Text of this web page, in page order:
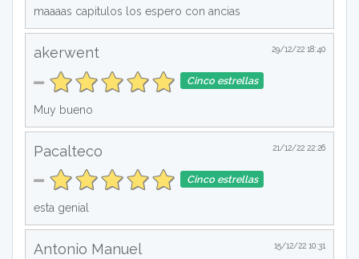
maaaas capitulos los espero con ancias
29/12/22 18:40
akerwent
Cinco estrellas
Muy bueno
21/12/22 22:26
Pacalteco
Cinco estrellas
esta genial
15/12/22 10:31
Antonio Manuel